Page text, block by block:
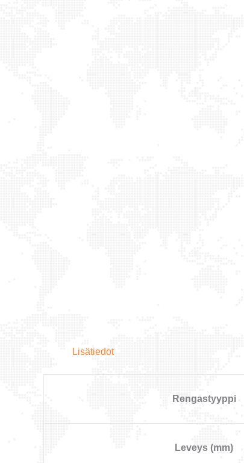
Lisätiedot
Rengastyyppi
Leveys (mm)